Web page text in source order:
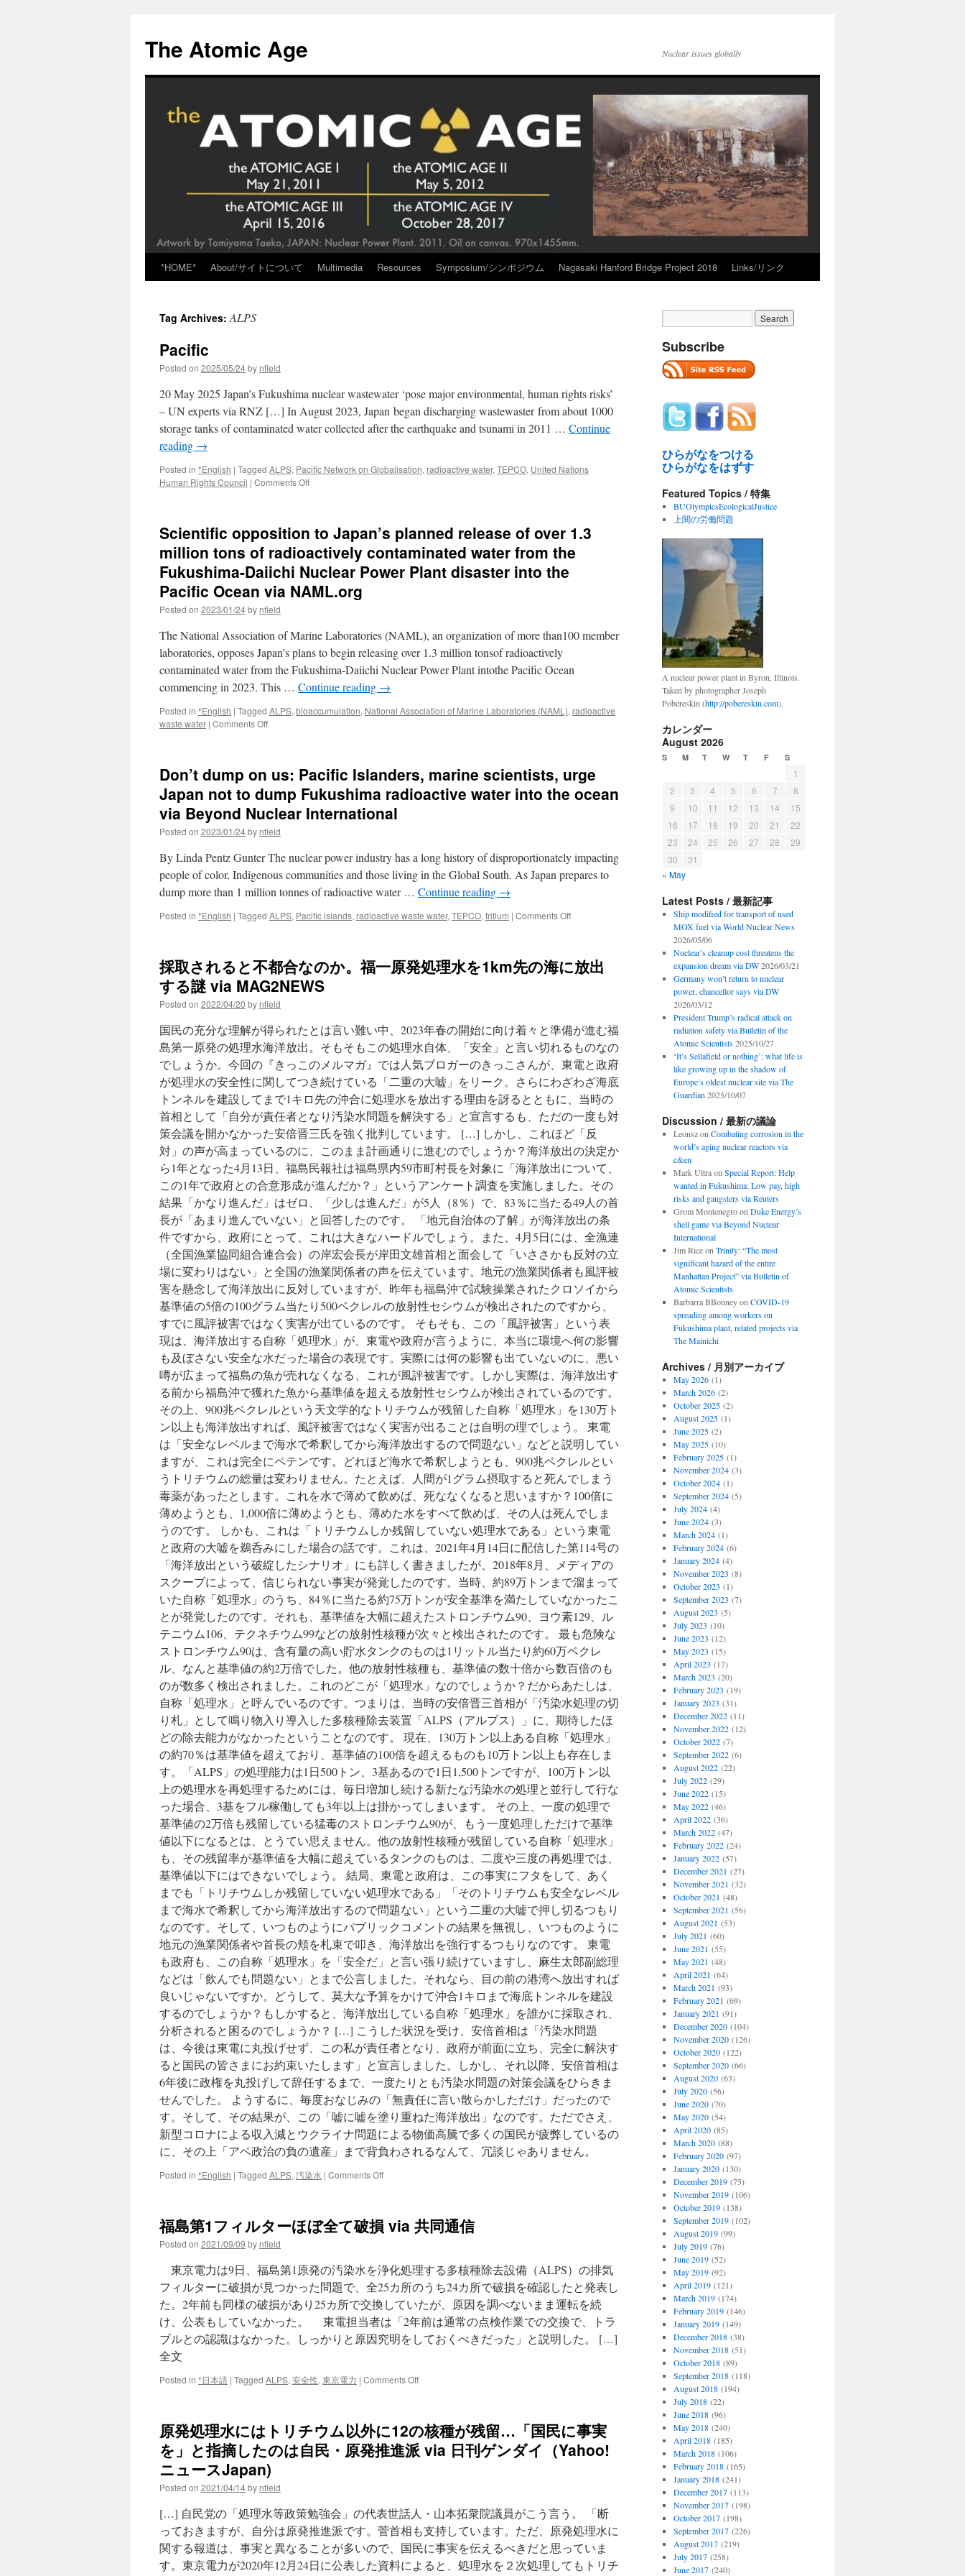
content
The Atomic Age Nuclear issues globally
*HOME* About/サイトについて Multimedia Resources Symposium/シンポジウム Nagasaki Hanford Bridge Project 2018 Links/リンク
Tag Archives:ALPS
Pacific
Posted on 2025/05/24by nfield
20 May 2025 Japan’s Fukushima nuclear wastewater ‘pose major environmental, human rights risks’
– UN experts via RNZ […] In August 2023, Japan began discharging wastewaster from about 1000
storage tanks of contaminated water collected after the earthquake and tsunami in 2011 … Continue
reading →
Posted in *English | Tagged ALPS, Pacific Network on Globalisation, radioactive water, TEPCO, United Nations
Human Rights Council | Comments Offon
Scientific opposition to Japan’s planned release of over 1.3
million tons of radioactively contaminated water from the
Fukushima-Daiichi Nuclear Power Plant disaster into the
Pacific Ocean via NAML.org
Posted on 2023/01/24by nfield
The National Association of Marine Laboratories (NAML), an organization of more than100 member
laboratories, opposes Japan’s plans to begin releasing over 1.3 million tonsof radioactively
contaminated water from the Fukushima-Daiichi Nuclear Power Plant intothe Pacific Ocean
commencing in 2023. This … Continue reading →
Posted in *English | Tagged ALPS, bioaccumulation, National Association of Marine Laboratories (NAML), radioactive
waste water | Comments Offon
Japan’s
release
of
over
1.3
million
tons
of
radioactively
water
Daiichi
Nuclear
Power
Plant
into
the
Pacific
Ocean
via
NAML.org
Don’t dump on us: Pacific Islanders, marine scientists, urge
Japan not to dump Fukushima radioactive water into the ocean
via Beyond Nuclear International
Posted on 2023/01/24by nfield
By Linda Pentz Gunter The nuclear power industry has a long history of disproportionately impacting
people of color, Indigenous communities and those living in the Global South. As Japan prepares to
dump more than 1 million tonnes of radioactive water … Continue reading →
Posted in *English | Tagged ALPS, Pacific islands, radioactive waste water, TEPCO, tritium | Comments Offon
us:
Pacific
urge
Japan
not
to
dump
Fukushima
radioactive
water
into
the
ocean
via
Beyond
Nuclear
International
採取されると不都合なのか。福一原発処理水を1km先の海に放出
する謎 via MAG2NEWS
Posted on 2022/04/20 by nfield
国民の充分な理解が得られたとは言い難い中、2023年春の開始に向け着々と準備が進む福
島第一原発の処理水海洋放出。そもそもこの処理水自体、「安全」と言い切れるものなの
でしょうか。今回の『きっこのメルマガ』では人気ブロガーのきっこさんが、東電と政府
が処理水の安全性に関してつき続けている「二重の大嘘」をリーク。さらにわざわざ海底
トンネルを建設してまで1キロ先の沖合に処理水を放出する理由を訝るとともに、当時の
首相として「自分が責任者となり汚染水問題を解決する」と宣言するも、ただの一度も対
策会議を開かなかった安倍晋三氏を強く批判しています。 […] しかし、これほど「反
対」の声が高まっているのに、このまま計画通りに進むのでしょうか？海洋放出の決定か
ら1年となった4月13日、福島民報社は福島県内59市町村長を対象に「海洋放出について、
この1年で政府との合意形成が進んだか？」というアンケート調査を実施しました。その
結果「かなり進んだ」はゼロ、「少しは進んだ」が5人（8％）で、83％に当たる49人の首
長が「あまり進んでいない」と回答したのです。 「地元自治体の了解」が海洋放出の条
件ですから、政府にとって、これは大きなハードルでしょう。また、4月5日には、全漁連
（全国漁業協同組合連合会）の岸宏会長が岸田文雄首相と面会して「いささかも反対の立
場に変わりはない」と全国の漁業関係者の声を伝えています。地元の漁業関係者も風評被
害を懸念して海洋放出に反対していますが、昨年も福島沖で試験操業されたクロソイから
基準値の5倍の100グラム当たり500ベクレルの放射性セシウムが検出されたのですから、
すでに風評被害ではなく実害が出ているのです。 そもそも、この「風評被害」という表
現は、海洋放出する自称「処理水」が、東電や政府が言うように、本当に環境へ何の影響
も及ぼさない安全な水だった場合の表現です。実際には何の影響も出ていないのに、悪い
噂が広まって福島の魚が売れなくなる、これが風評被害です。しかし実際は、海洋放出す
る前から福島沖で獲れた魚から基準値を超える放射性セシウムが検出されているのです。
その上、900兆ベクレルという天文学的なトリチウムが残留した自称「処理水」を130万ト
ン以上も海洋放出すれば、風評被害ではなく実害が出ることは自明の理でしょう。 東電
は「安全なレベルまで海水で希釈してから海洋放出するので問題ない」などと説明してい
ますが、これは完全にペテンです。どれほど海水で希釈しようとも、900兆ベクレルとい
うトリチウムの総量は変わりません。たとえば、人間が1グラム摂取すると死んでしまう
毒薬があったとします。これを水で薄めて飲めば、死ななくなると思いますか？100倍に
薄めようとも、1,000倍に薄めようとも、薄めた水をすべて飲めば、その人は死んでしま
うのです。 しかも、これは「トリチウムしか残留していない処理水である」という東電
と政府の大嘘を鵜呑みにした場合の話です。これは、2021年4月14日に配信した第114号の
「海洋放出という破綻したシナリオ」にも詳しく書きましたが、2018年8月、メディアの
スクープによって、信じられない事実が発覚したのです。当時、約89万トンまで溜まって
いた自称「処理水」のうち、84％に当たる約75万トンが安全基準を満たしていなかったこ
とが発覚したのです。それも、基準値を大幅に超えたストロンチウム90、ヨウ素129、ル
テニウム106、テクネチウム99などの放射性核種が次々と検出されたのです。 最も危険な
ストロンチウム90は、含有量の高い貯水タンクのものは1リットル当たり約60万ベクレ
ル、なんと基準値の約2万倍でした。他の放射性核種も、基準値の数十倍から数百倍のも
のが数多く検出されました。これのどこが「処理水」なのでしょうか？だからあたしは、
自称「処理水」と呼んでいるのです。つまりは、当時の安倍晋三首相が「汚染水処理の切
り札」として鳴り物入り導入した多核種除去装置「ALPS（アルプス）」に、期待したほ
どの除去能力がなかったということなのです。 現在、130万トン以上ある自称「処理水」
の約70％は基準値を超えており、基準値の100倍を超えるものも10万トン以上も存在しま
す。「ALPS」の処理能力は1日500トン、3基あるので1日1,500トンですが、100万トン以
上の処理水を再処理するためには、毎日増加し続ける新たな汚染水の処理と並行して行な
った場合、3基をフル稼働しても3年以上は掛かってしまいます。 その上、一度の処理で
基準値の2万倍も残留している猛毒のストロンチウム90が、もう一度処理しただけで基準
値以下になるとは、とうてい思えません。他の放射性核種が残留している自称「処理水」
も、その残留率が基準値を大幅に超えているタンクのものは、二度や三度の再処理では、
基準値以下にはできないでしょう。 結局、東電と政府は、この事実にフタをして、あく
までも「トリチウムしか残留していない処理水である」「そのトリチウムも安全なレベル
まで海水で希釈してから海洋放出するので問題ない」という二重の大嘘で押し切るつもり
なのです。そして、いつものようにパブリックコメントの結果を無視し、いつものように
地元の漁業関係者や首長の頬を札束で叩き、海洋放出を強行するつもりなのです。 東電
も政府も、この自称「処理水」を「安全だ」と言い張り続けていますし、麻生太郎副総理
などは「飲んでも問題ない」とまで公言しました。それなら、目の前の港湾へ放出すれば
良いじゃないですか。どうして、莫大な予算をかけて沖合1キロまで海底トンネルを建設
するのでしょうか？もしかすると、海洋放出している自称「処理水」を誰かに採取され、
分析されると困るのでしょうか？ […] こうした状況を受け、安倍首相は「汚染水問題
は、今後は東電に丸投げせず、この私が責任者となり、政府が前面に立ち、完全に解決す
ると国民の皆さまにお約束いたします」と宣言しました。しかし、それ以降、安倍首相は
6年後に政権を丸投げして辞任するまで、一度たりとも汚染水問題の対策会議をひらきま
せんでした。 ようするに、毎度おなじみの「無責任に言い散らかしただけ」だったので
す。そして、その結果が、この「嘘に嘘を塗り重ねた海洋放出」なのです。ただでさえ、
新型コロナによる収入減とウクライナ問題による物価高騰で多くの国民が疲弊しているの
に、その上「アベ政治の負の遺産」まで背負わされるなんて、冗談じゃありません。
Posted in *English | Tagged ALPS, 汚染水 | Comments Offon
れ
不
都
合
な
の
か。
福
発
を
1km
先
放
出
す
る
謎
福島第1フィルターほぼ全て破損 via 共同通信
Posted on 2021/09/09 by nfield
東京電力は9日、福島第1原発の汚染水を浄化処理する多核種除去設備（ALPS）の排気
フィルターに破損が見つかった問題で、全25カ所のうち24カ所で破損を確認したと発表し
た。2年前も同様の破損があり25カ所で交換していたが、原因を調べないまま運転を続
け、公表もしていなかった。 東電担当者は「2年前は通常の点検作業での交換で、トラ
ブルとの認識はなかった。しっかりと原因究明をしておくべきだった」と説明した。 […]
全文
Posted in *日本語 | Tagged ALPS, 安全性, 東京電力 | Comments Offon
1
フ
ィ
ぼ
全
て
破
損
原発処理水にはトリチウム以外に12の核種が残留…「国民に事実
を」と指摘したのは自民・原発推進派 via 日刊ゲンダイ（Yahoo!
ニュースJapan)
Posted on 2021/04/14by nfield
[…] 自民党の「処理水等政策勉強会」の代表世話人・山本拓衆院議員がこう言う。 「断
っておきますが、自分は原発推進派です。菅首相も支持しています。ただ、原発処理水に
関する報道は、事実と異なることが多いので、国民に事実を伝えるべきだと思っていま
す。東京電力が2020年12月24日に公表した資料によると、処理水を２次処理してもトリチ
Subscribe
ひらがなをつける
ひらがなをはずす
Featured Topics / 特集
BUOlympicsEcologicalJustice
上関の労働問題
A nuclear power plant in Byron, Illinois.
Taken by photographer Joseph
Pobereskin (http://pobereskin.com).
カレンダー
August 2026
S M T W T F S
1
2
3 4 5 6 7
8
9
10 11 12 13 14
15
16
17 18 19 20 21
22
23
24 25 26 27 28
29
30
31
« May
Latest Posts / 最新記事
Ship modified for transport of used
MOX fuel via World Nuclear News
2026/05/06
Nuclear’s cleanup cost threatens the
expansion dream via DW 2026/03/21
Germany won’t return to nuclear
power, chancellor says via DW
2026/03/12
President Trump’s radical attack on
radiation safety via Bulletin of the
Atomic Scientists 2025/10/27
‘It’s Sellafield or nothing’: what life is
like growing up in the shadow of
Europe’s oldest nuclear site via The
Guardian 2025/10/07
Discussion / 最新の議論
Leonszon Combating corrosion in the
world’s aging nuclear reactors via
c&en
Mark Ultraon Special Report: Help
wanted in Fukushima: Low pay, high
risks and gangsters via Reuters
Grom Montenegroon Duke Energy’s
shell game via Beyond Nuclear
International
Jim Riceon Trinity: “The most
significant hazard of the entire
Manhattan Project” via Bulletin of
Atomic Scientists
Barbarra BBonneyon COVID-19
spreading among workers on
Fukushima plant, related projects via
The Mainichi
Archives / 月別アーカイブ
May 2026(1)
March 2026(2)
October 2025(2)
August 2025(1)
June 2025(2)
May 2025(10)
February 2025(1)
November 2024(3)
October 2024(1)
September 2024(5)
July 2024(4)
June 2024(3)
March 2024(1)
February 2024(6)
January 2024(4)
November 2023 (8)
October 2023 (1)
September 2023 (7)
August 2023 (5)
July 2023 (10)
June 2023 (12)
May 2023 (15)
April 2023 (17)
March 2023 (20)
February 2023 (19)
January 2023 (31)
December 2022(11)
November 2022(12)
October 2022(7)
September 2022(6)
August 2022(22)
July 2022(29)
June 2022(15)
May 2022(46)
April 2022(36)
March 2022(47)
February 2022(24)
January 2022(57)
December 2021 (27)
November 2021 (32)
October 2021 (48)
September 2021 (56)
August 2021 (53)
July 2021 (60)
June 2021 (55)
May 2021 (48)
April 2021 (64)
March 2021 (93)
February 2021 (69)
January 2021 (91)
December 2020(104)
November 2020(126)
October 2020(122)
September 2020(66)
August 2020(63)
July 2020(56)
June 2020(70)
May 2020(54)
April 2020(85)
March 2020(88)
February 2020(97)
January 2020(130)
December 2019(75)
November 2019(106)
October 2019(138)
September 2019(102)
August 2019(99)
July 2019(76)
June 2019(52)
May 2019(92)
April 2019(121)
March 2019(174)
February 2019(146)
January 2019(149)
December 2018(38)
November 2018(51)
October 2018(89)
September 2018(118)
August 2018(194)
July 2018(22)
June 2018(96)
May 2018(240)
April 2018(185)
March 2018(106)
February 2018(165)
January 2018(241)
December 2017(113)
November 2017(198)
October 2017(198)
September 2017(226)
August 2017(219)
July 2017(258)
June 2017(240)